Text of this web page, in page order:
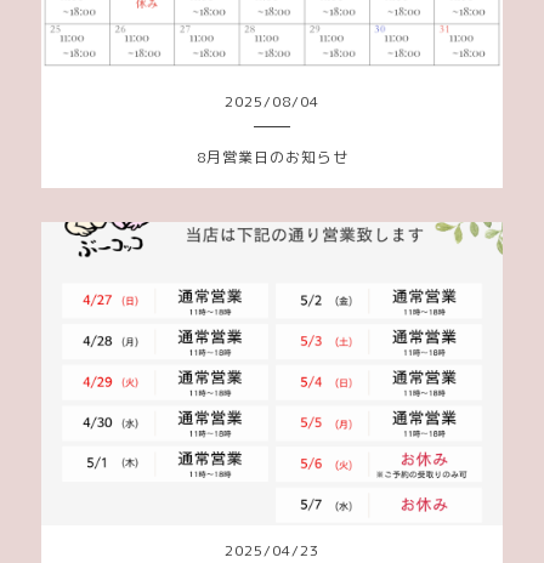
2025/08/04
8月営業日のお知らせ
2025/04/23